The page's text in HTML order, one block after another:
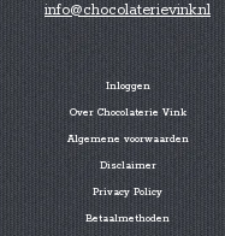
info@chocolaterievink.nl
Inloggen
Over Chocolaterie Vink
Algemene voorwaarden
Disclaimer
Privacy Policy
Betaalmethoden